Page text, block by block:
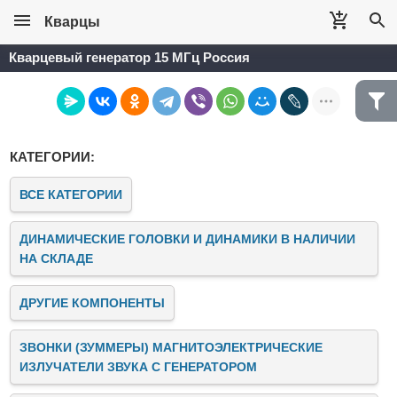
Кварцы
Кварцевый генератор 15 МГц Россия
КАТЕГОРИИ:
ВСЕ КАТЕГОРИИ
ДИНАМИЧЕСКИЕ ГОЛОВКИ И ДИНАМИКИ В НАЛИЧИИ
НА СКЛАДЕ
ДРУГИЕ КОМПОНЕНТЫ
ЗВОНКИ (ЗУММЕРЫ) МАГНИТОЭЛЕКТРИЧЕСКИЕ
ИЗЛУЧАТЕЛИ ЗВУКА C ГЕНЕРАТОРОМ